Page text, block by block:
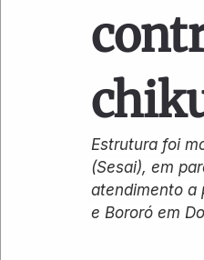
Estrutura foi
(Sesai), em
atendimento a
e Bororó em